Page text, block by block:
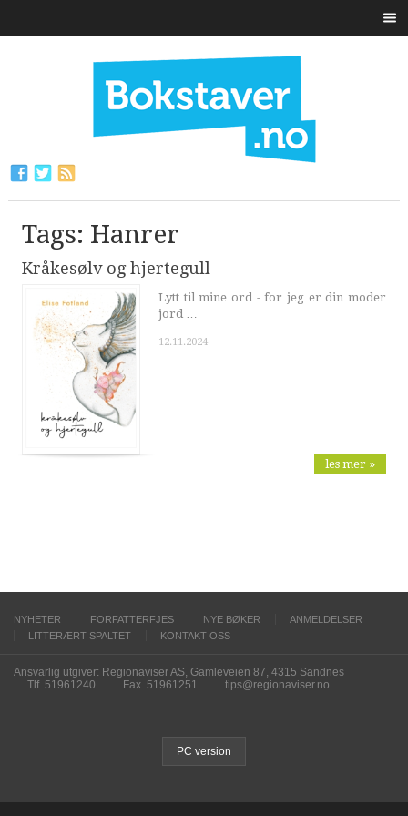
Tags: Hanrer
Kråkesølv og hjertegull
Lytt til mine ord - for jeg er din moder
jord …
12.11.2024
les mer »
NYHETER FORFATTERFJES NYE BØKER
ANMELDELSER
LITTERÆRT SPALTET
KONTAKT OSS
Ansvarlig utgiver: Regionaviser AS, Gamleveien 87, 4315 Sandnes
Tlf. 51961240
Fax. 51961251 tips@regionaviser.no
PC version